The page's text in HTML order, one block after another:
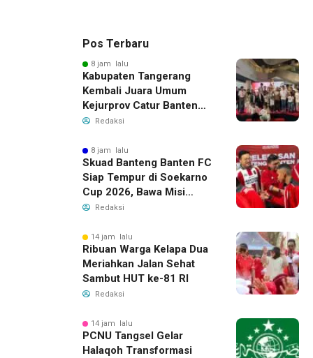
Pos Terbaru
8 jam lalu
Kabupaten Tangerang
Kembali Juara Umum
Kejurprov Catur Banten
2026, Raih 24 Medali
Redaksi
8 jam lalu
Skuad Banteng Banten FC
Siap Tempur di Soekarno
Cup 2026, Bawa Misi
Harumkan Nama Banten
Redaksi
14 jam lalu
Ribuan Warga Kelapa Dua
Meriahkan Jalan Sehat
Sambut HUT ke-81 RI
Redaksi
14 jam lalu
PCNU Tangsel Gelar
Halaqoh Transformasi